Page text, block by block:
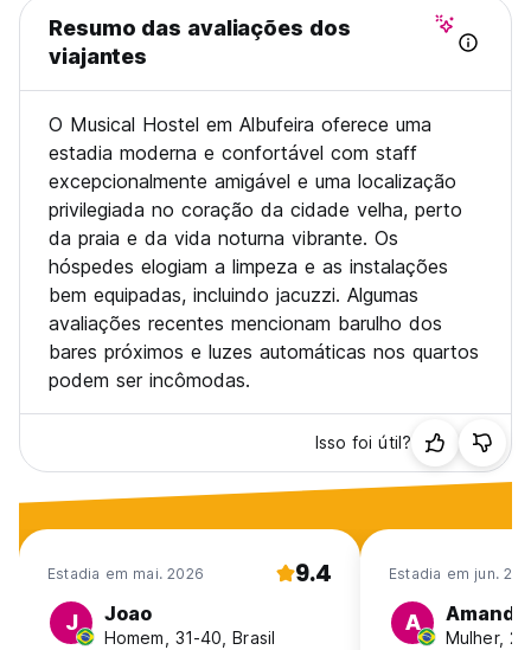
Resumo das avaliações dos
viajantes
O Musical Hostel em Albufeira oferece uma
estadia moderna e confortável com staff
excepcionalmente amigável e uma localização
privilegiada no coração da cidade velha, perto
da praia e da vida noturna vibrante. Os
hóspedes elogiam a limpeza e as instalações
bem equipadas, incluindo jacuzzi. Algumas
avaliações recentes mencionam barulho dos
bares próximos e luzes automáticas nos quartos
podem ser incômodas.
Isso foi útil?
Estadia em mai. 2026 9.4
J Joao
Homem, 31-40, Brasil
Estadia em jun.
A Amanda
Mulher,